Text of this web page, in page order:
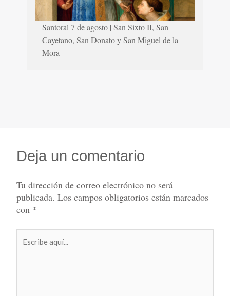
Santoral 7 de agosto | San Sixto II, San
Cayetano, San Donato y San Miguel de la
Mora
Deja un comentario
Tu dirección de correo electrónico no será
publicada. Los campos obligatorios están marcados
con *
aquí...